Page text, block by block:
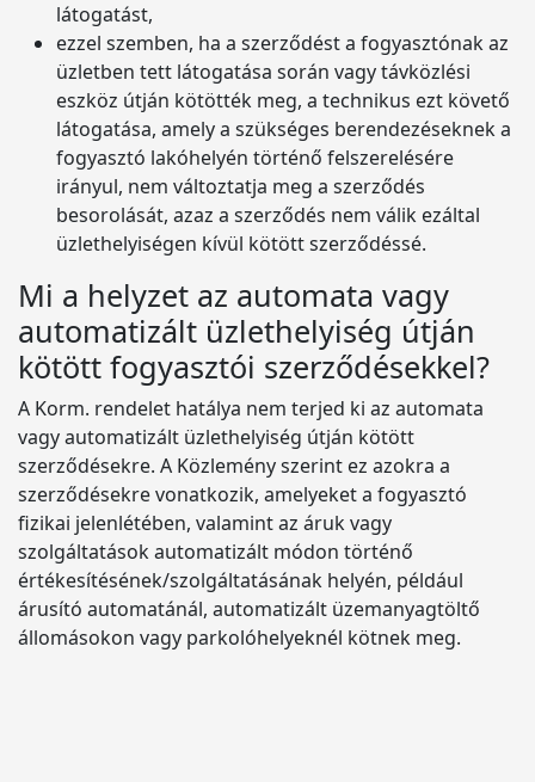
látogatást,
ezzel szemben, ha a szerződést a fogyasztónak az
üzletben tett látogatása során vagy távközlési
eszköz útján kötötték meg, a technikus ezt követő
látogatása, amely a szükséges berendezéseknek a
fogyasztó lakóhelyén történő felszerelésére
irányul, nem változtatja meg a szerződés
besorolását, azaz a szerződés nem válik ezáltal
üzlethelyiségen kívül kötött szerződéssé.
Mi a helyzet az automata vagy
automatizált üzlethelyiség útján
kötött fogyasztói szerződésekkel?
A Korm. rendelet hatálya nem terjed ki az automata
vagy automatizált üzlethelyiség útján kötött
szerződésekre. A Közlemény szerint ez azokra a
szerződésekre vonatkozik, amelyeket a fogyasztó
fizikai jelenlétében, valamint az áruk vagy
szolgáltatások automatizált módon történő
értékesítésének/szolgáltatásának helyén, például
árusító automatánál, automatizált üzemanyagtöltő
állomásokon vagy parkolóhelyeknél kötnek meg.